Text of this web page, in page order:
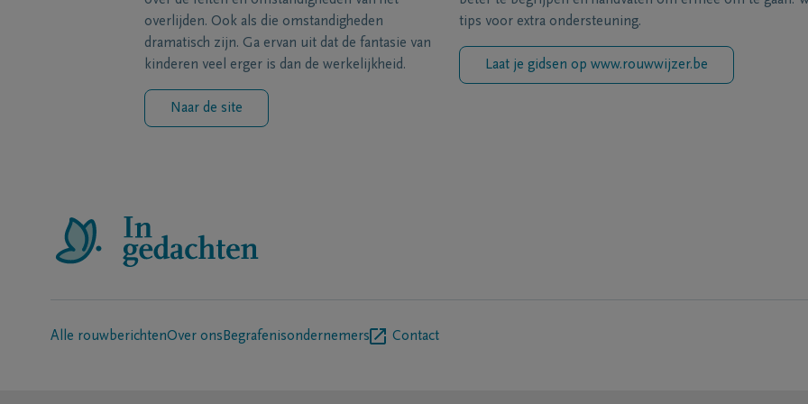
overlijden. Ook als die omstandigheden
dramatisch zijn. Ga ervan uit dat de fantasie van
kinderen veel erger is dan de werkelijkheid.
Naar de site
tips voor extra ondersteuning.
Laat je gidsen op www.rouwwijzer.be
Alle rouwberichtenOver ons Begrafenisondernemers Contact